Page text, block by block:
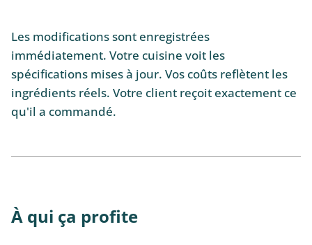
Les modifications sont enregistrées
immédiatement. Votre cuisine voit les
spécifications mises à jour. Vos coûts reflètent les
ingrédients réels. Votre client reçoit exactement ce
qu'il a commandé.
À qui ça profite